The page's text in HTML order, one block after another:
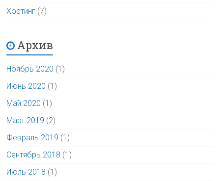
Хостинг (7)
Архив
Ноябрь 2020 (1)
Июнь 2020 (1)
Май 2020 (1)
Март 2019 (2)
Февраль 2019 (1)
Сентябрь 2018 (1)
Июль 2018 (1)